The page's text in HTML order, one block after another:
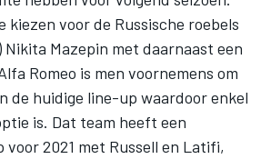
kiezen voor de Russische roebels
Nikita Mazepin met daarnaast een
Romeo is men voornemens om
de huidige line-up waardoor enkel
is. Dat team heeft een
2021 met Russell en Latifi,